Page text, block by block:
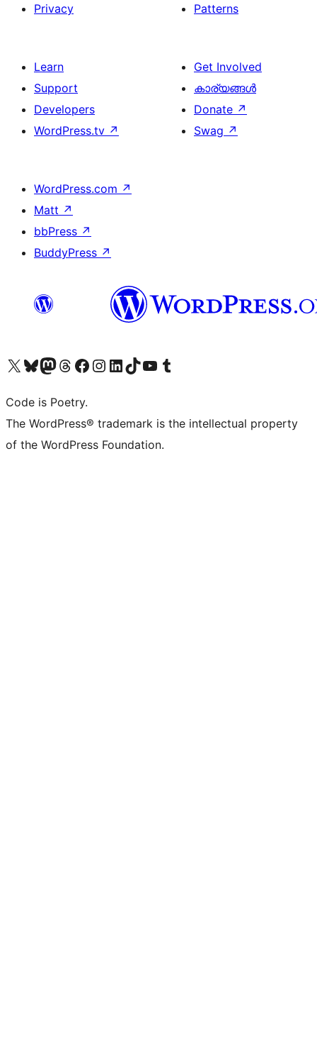
Privacy
Patterns
Learn
Support
Developers
WordPress.tv ↗
Get Involved
കാര്യങ്ങള്‍
Donate ↗
Swag ↗
WordPress.com ↗
Matt ↗
bbPress ↗
BuddyPress ↗
Visit our X (formerly Twitter) account
ഞങ്ങളുടെ ബ്ലൂസ്കൈ അക്കൗണ്ട് സന്ദർശിക്കുക
Visit our Mastodon account
ഞങ്ങളുടെ ത്രെഡ്സ് അക്കൗണ്ട് സന്ദർശിക്കുക
Visit our Facebook page
Visit our Instagram account
Visit our LinkedIn account
ഞങ്ങളുടെ ടിക് ടോക് അക്കൗണ്ട് സന്ദർശിക്കുക
Visit our YouTube channel
ഞങ്ങളുടെ ടംബ്ലർ അക്കൗണ്ട് സന്ദർശിക്കുക
Code is Poetry.
The WordPress® trademark is the intellectual property
of the WordPress Foundation.